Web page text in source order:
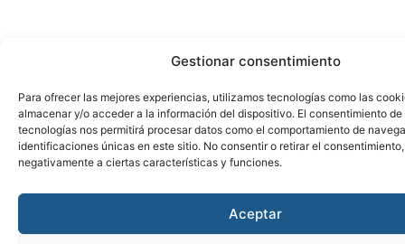
Gestionar consentimiento
Para ofrecer las mejores experiencias, utilizamos tecnologías como las
almacenar y/o acceder a la información del dispositivo. El consentimiento de
tecnologías nos permitirá procesar datos como el comportamiento de
identificaciones únicas en este sitio. No consentir o retirar el
negativamente a ciertas características y funciones.
Aceptar